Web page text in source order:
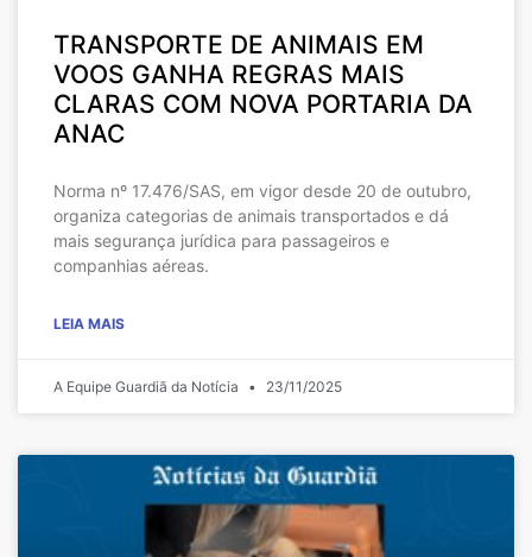
TRANSPORTE DE ANIMAIS EM
VOOS GANHA REGRAS MAIS
CLARAS COM NOVA PORTARIA DA
ANAC
Norma nº 17.476/SAS, em vigor desde 20 de outubro,
organiza categorias de animais transportados e dá
mais segurança jurídica para passageiros e
companhias aéreas.
LEIA MAIS
A Equipe Guardiã da Notícia 23/11/2025